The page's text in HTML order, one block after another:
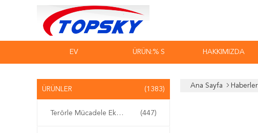
EV ÜRÜN:% S HAKKIMIZDA
ÜRÜNLER (1383)
Terörle Mücadele Ekipmanları (447)
Ana Sayfa Haberler